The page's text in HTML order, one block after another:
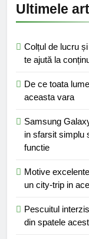
Ultimele
Colțul de lucru
te ajută la
De ce toata
aceasta vara
Samsung
in sfarsit simplu
functie
Motive
un city-trip in
Pescuitul
din spatele